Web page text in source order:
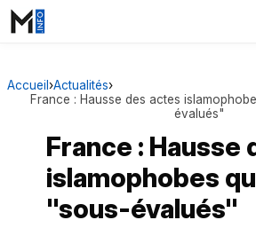
Accueil ›Actualités›
France : Hausse des actes
évalués"
France : Hausse
islamophobes
"sous-évalués"